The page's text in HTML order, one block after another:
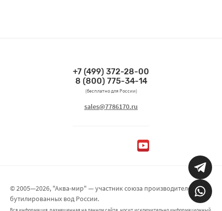
Связаться по телефонам
+7 (499) 372-28-00
8 (800) 775-34-14
(бесплатно для России)
Связаться по email
sales@7786170.ru
Мы в социальных сетях
© 2005—2026, "Аква-мир" — участник союза производителей
бутилированных вод России.